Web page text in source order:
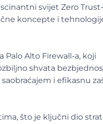
svijet Zero
koncepte i
Alto Firewall-a, koji
shvata
i efikasnu
što je ključni dio